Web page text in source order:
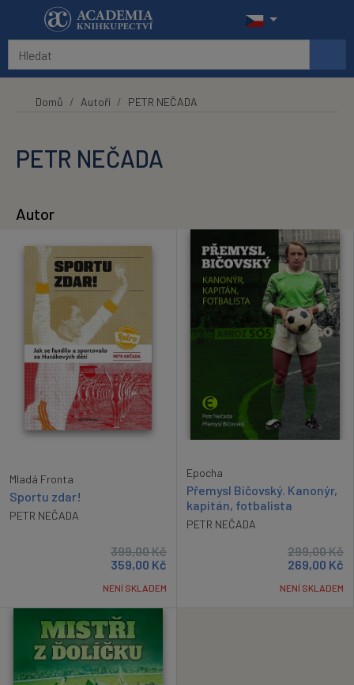
Přeskočit na hlavní obsah
Domů Autoři PETR NEČADA
PETR NEČADA
Autor
Mladá Fronta
Sportu zdar!
PETR NEČADA
399,00Kč
359,00 Kč
NENÍ SKLADEM
Epocha
Přemysl Bičovský. Kanonýr,
kapitán, fotbalista
PETR NEČADA
299,00Kč
269,00 Kč
NENÍ SKLADEM